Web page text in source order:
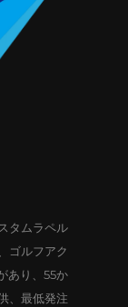
タムラペル
ゴルフアク
あり、55か
、最低発注